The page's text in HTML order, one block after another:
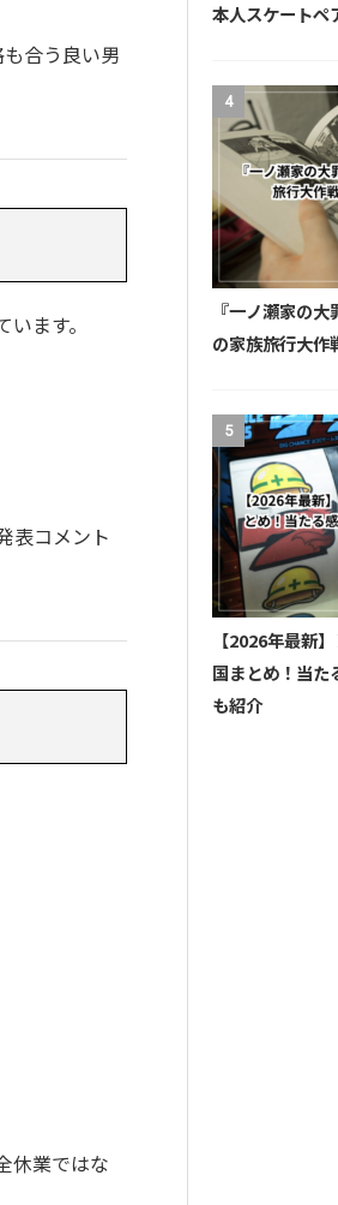
合う良い男
ます。
表コメント
休業ではな
本人スケートペ
4
『一ノ瀬家の
の家族旅行大作
5
【2026年最新
国まとめ！当た
も紹介